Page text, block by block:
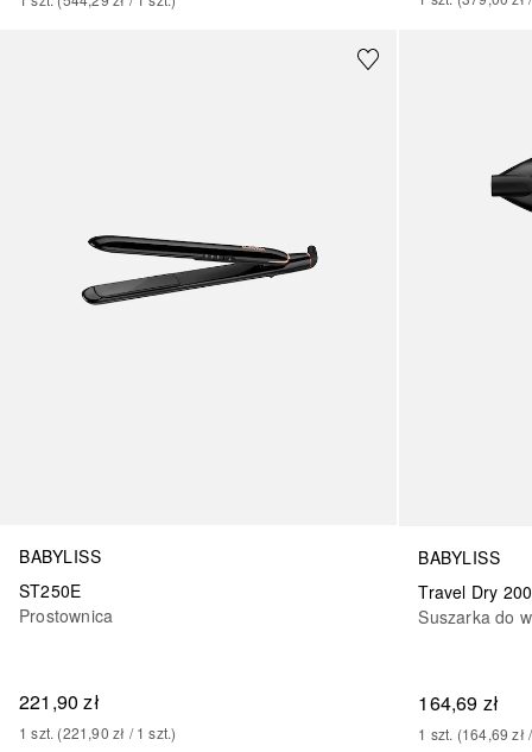
BABYLISS
ST250E
Prostownica
221,90 zł
1 szt. (221,90 zł / 1 szt.)
BABYLISS
Travel Dry
Suszarka do
164,69 zł
1 szt. (164,69 zł